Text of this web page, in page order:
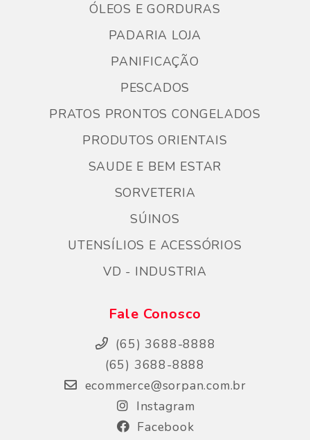
ÓLEOS E GORDURAS
PADARIA LOJA
PANIFICAÇÃO
PESCADOS
PRATOS PRONTOS CONGELADOS
PRODUTOS ORIENTAIS
SAUDE E BEM ESTAR
SORVETERIA
SÚINOS
UTENSÍLIOS E ACESSÓRIOS
VD - INDUSTRIA
Fale Conosco
(65) 3688-8888
(65) 3688-8888
ecommerce@sorpan.com.br
Instagram
Facebook